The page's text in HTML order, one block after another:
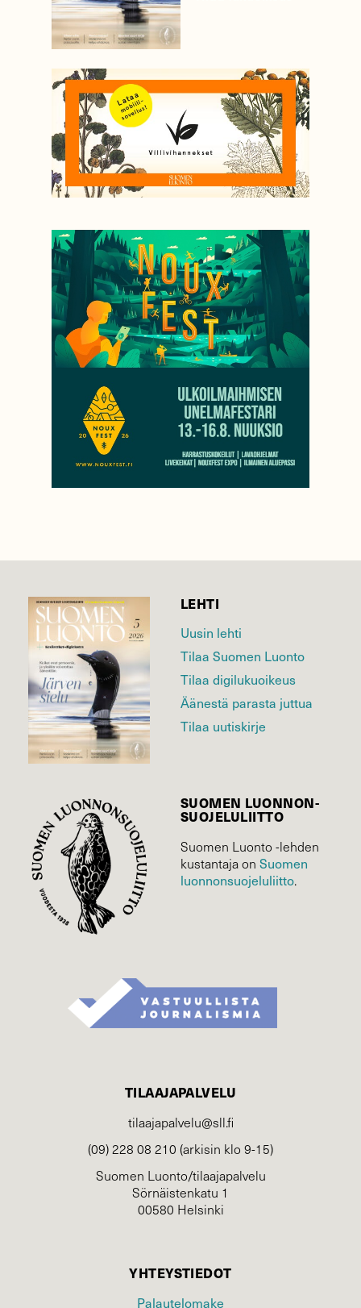
LEHTI
Uusin lehti
Tilaa Suomen Luonto
Tilaa digilukuoikeus
Äänestä parasta juttua
Tilaa uutiskirje
SUOMEN LUONNON­
SUOJELU­LIITTO
Suomen Luonto -lehden
kustantaja on Suomen
luonnonsuojelu­liitto.
TILAAJAPALVELU
tilaajapalvelu@sll.fi
(09) 228 08 210 (arkisin klo 9-15)
Suomen Luonto/tilaajapalvelu
Sörnäistenkatu 1
00580 Helsinki
YHTEYSTIEDOT
Palautelomake